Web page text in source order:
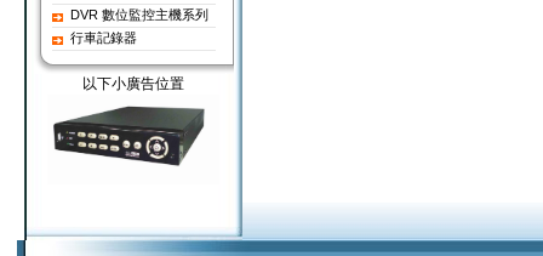
DVR 數位監控主機系列
行車記錄器
以下小廣告位置